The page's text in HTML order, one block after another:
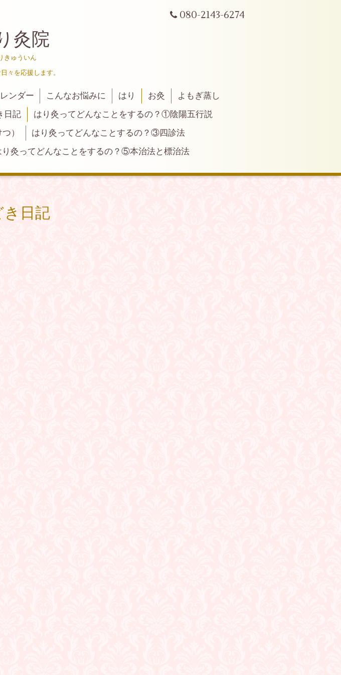
080-2143-6274
灸院
きゅういん
々を応援します。
ンダー こんなお悩みに はり お灸
よもぎ蒸し
日記
はり灸ってどんなことをするの？①陰陽五行説
）
はり灸ってどんなことするの？③四診法
り灸ってどんなことをするの？⑤本治法と標治法
き日記